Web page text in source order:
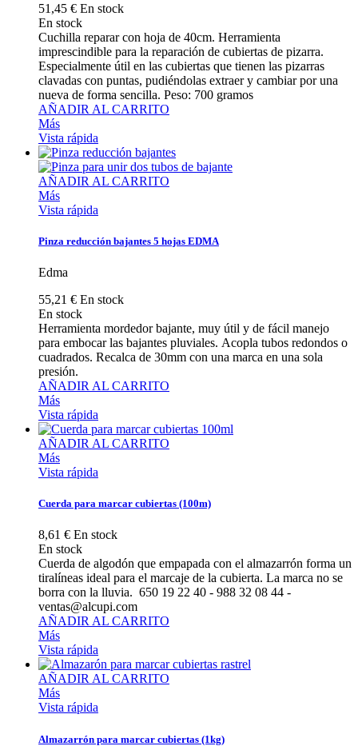
51,45 € En stock
En stock
Cuchilla reparar con hoja de 40cm. Herramienta
imprescindible para la reparación de cubiertas de pizarra.
Especialmente útil en las cubiertas que tienen las pizarras
clavadas con puntas, pudiéndolas extraer y cambiar por una
nueva de forma sencilla. Peso: 700 gramos
AÑADIR AL CARRITO
Más
Vista rápida
AÑADIR AL CARRITO
Más
Vista rápida
Pinza reducción bajantes 5 hojas EDMA
Edma
55,21 € En stock
En stock
Herramienta mordedor bajante, muy útil y de fácil manejo
para embocar las bajantes pluviales. Acopla tubos redondos o
cuadrados. Recalca de 30mm con una marca en una sola
presión.
AÑADIR AL CARRITO
Más
Vista rápida
AÑADIR AL CARRITO
Más
Vista rápida
Cuerda para marcar cubiertas (100m)
8,61 € En stock
En stock
Cuerda de algodón que empapada con el almazarrón forma un
tiralíneas ideal para el marcaje de la cubierta. La marca no se
borra con la lluvia. 650 19 22 40 - 988 32 08 44 -
ventas@alcupi.com
AÑADIR AL CARRITO
Más
Vista rápida
AÑADIR AL CARRITO
Más
Vista rápida
Almazarrón para marcar cubiertas (1kg)